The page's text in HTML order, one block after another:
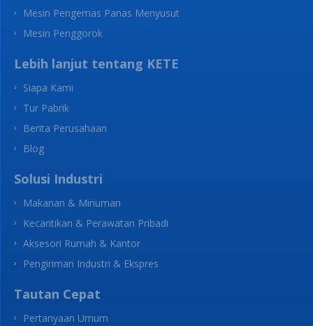
Mesin Pengemas Panas Menyusut
Mesin Penggorok
Lebih lanjut tentang KETE
Siapa Kami
Tur Pabrik
Berita Perusahaan
Blog
Solusi Industri
Makanan & Minuman
Kecantikan & Perawatan Pribadi
Aksesori Rumah & Kantor
Pengiriman Industri & Ekspres
Tautan Cepat
Pertanyaan Umum